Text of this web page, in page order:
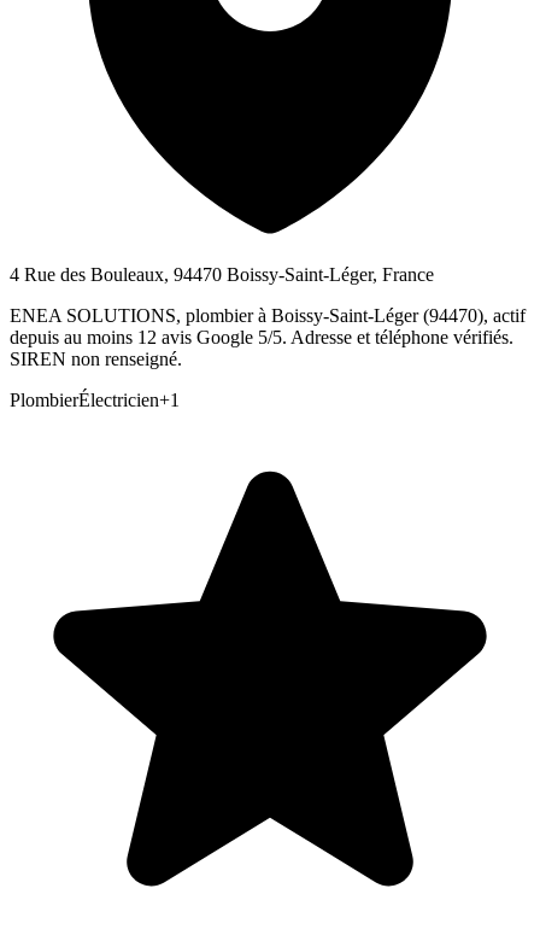
4 Rue des Bouleaux, 94470 Boissy-Saint-Léger, France
ENEA SOLUTIONS, plombier à Boissy-Saint-Léger (94470), actif
depuis au moins 12 avis Google 5/5. Adresse et téléphone vérifiés.
SIREN non renseigné.
PlombierÉlectricien+1